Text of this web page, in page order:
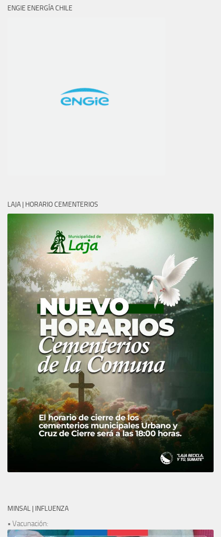
ENGIE ENERGÍA CHILE
LAJA | HORARIO CEMENTERIOS
MINSAL | INFLUENZA
• Vacunación: